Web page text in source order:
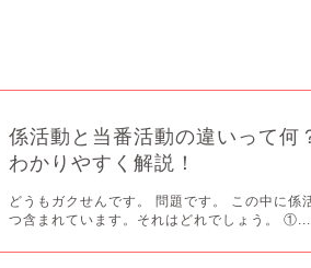
係活動と当番活動の違いって何
わかりやすく解説！
どうもガクせんです。 問題です。 この中に係
つ含まれています。それはどれでしょう。 ①...